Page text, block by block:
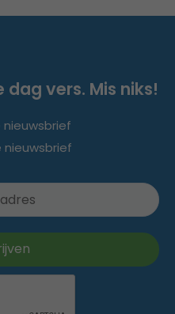
vers. Mis niks!
nieuwsbrief
nieuwsbrief